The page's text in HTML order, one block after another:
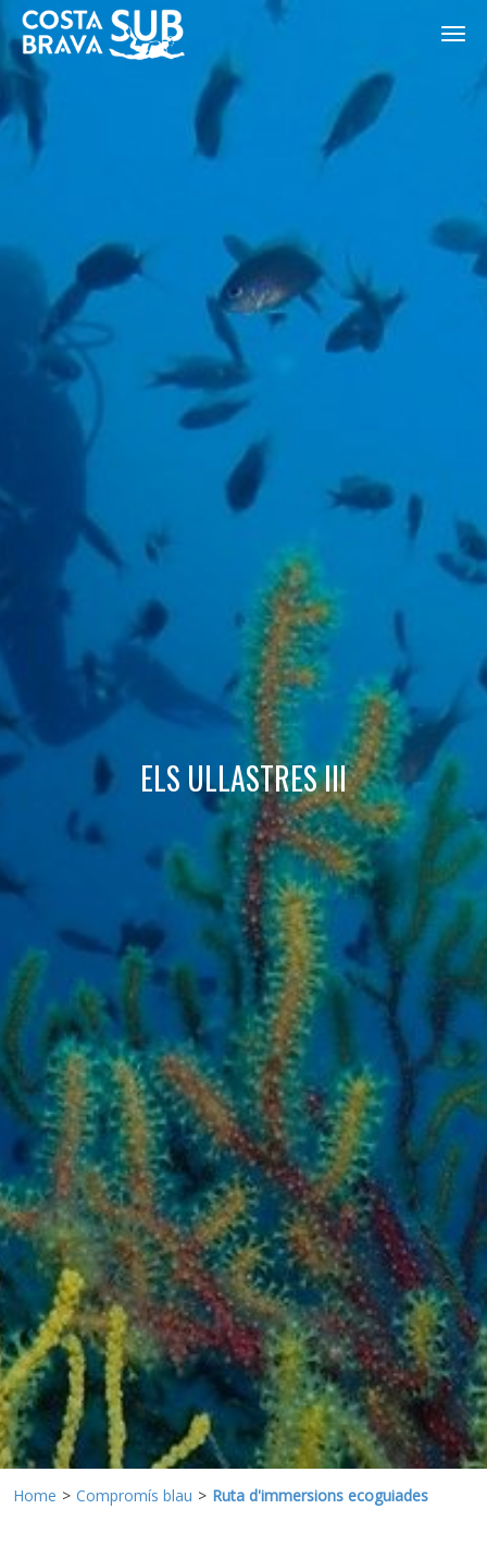
ES CA
ELS ULLASTRES III
Home Compromís blau Ruta d'immersions ecoguiades
Tècniques i funcionals
Sempre activades
Aquest lloc web utilitza cookies pròpies per recopilar
informació amb la finalitat de millorar els nostres serveis.
Si continua navegant, suposa l'acceptació de la instal·lació
de les mateixes. L'usuari té la possibilitat de configurar el
navegador podent, si així ho desitja, impedir que siguin
instal·lades al disc dur, encara que haurà de tenir en
compte que aquesta acció podrà ocasionar dificultats de
navegació de la pàgina web.
Analítiques i personalització
Permeten fer el seguiment i l'anàlisi del comportament
dels usuaris d'aquest lloc web. La informació recollida
mitjançant aquest tipus de cookies s'utilitza en el
mesurament de l'activitat del web per a l'elaboració de
perfils de navegació dels usuaris per introduir millores en
funció de l'anàlisi de les dades d'ús que fan els usuaris del
servei. Permeten desar la informació de preferència de
l'usuari per millorar la qualitat dels nostres serveis i oferir
una millor experiència a través de productes recomanats.
Marketing i publicitat
Aquestes cookies són utilitzades per emmagatzemar
informació sobre les preferències i les eleccions personals
de l'usuari a través de l'observació continuada dels seus
hàbits de navegació. Gràcies a elles, podem conèixer els
hàbits de navegació al lloc web i mostrar publicitat
relacionada amb el perfil de navegació de l'usuari.